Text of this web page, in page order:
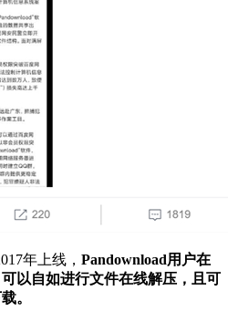
年上线， Pandownload用户在
以自如进行文件在线解压，且可
。